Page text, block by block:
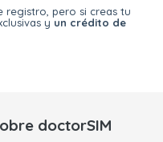
registro, pero si creas tu
y un crédito de
doctorSIM